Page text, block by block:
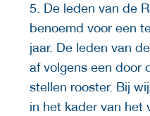
5. De leden van de
benoemd voor een
jaar. De leden van
af volgens een door
stellen rooster. Bij
in het kader van het